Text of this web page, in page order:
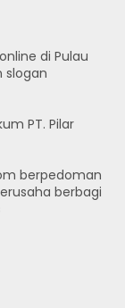
di Pulau
slogan
PT. Pilar
berpedoman
berbagi